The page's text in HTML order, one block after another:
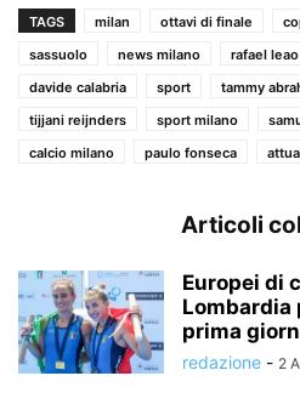
TAGS milan ottavi di finale
sassuolo
news milano rafael leao
davide calabria
sport tammy
tijjani reijnders
sport milano
calcio milano
paulo fonseca
Articoli
Europei di
Lombardia
prima
redazione - 2